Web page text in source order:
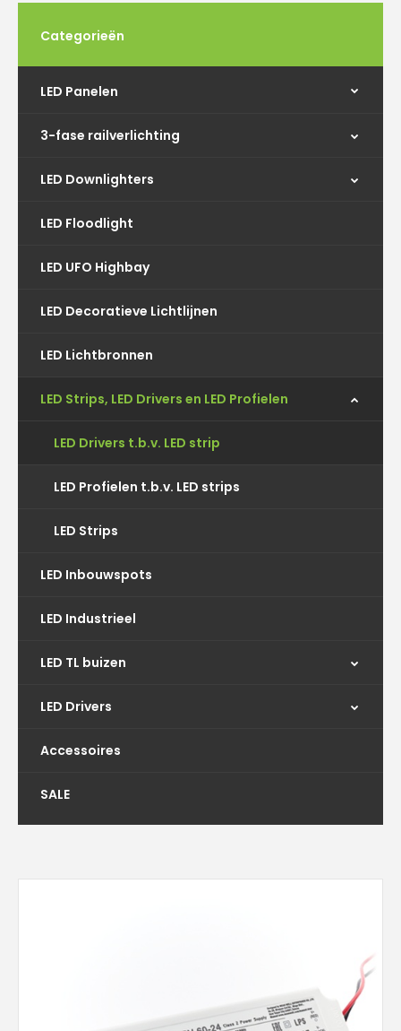
Categorieën
LED Panelen
3-fase railverlichting
LED Downlighters
LED Floodlight
LED UFO Highbay
LED Decoratieve Lichtlijnen
LED Lichtbronnen
LED Strips, LED Drivers en LED Profielen
LED Drivers t.b.v. LED strip
LED Profielen t.b.v. LED strips
LED Strips
LED Inbouwspots
LED Industrieel
LED TL buizen
LED Drivers
Accessoires
SALE